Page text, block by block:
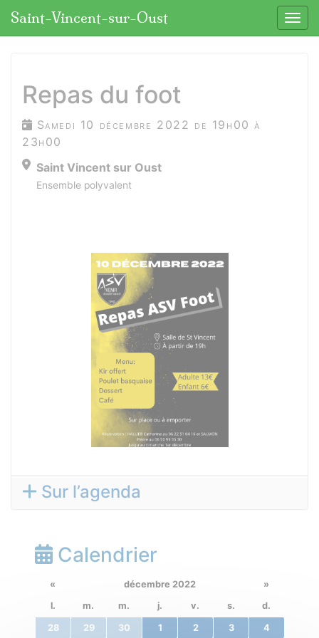
Saint-Vincent-sur-Oust
Repas du foot
Samedi 10 décembre 2022 de 19h00 à
23h00
Saint Vincent sur Oust
Ensemble polyvalent
Sur l’agenda
Calendrier
« décembre 2022
»
l.
m. m. j. v. s. d.
28 29 30 1 2 3 4
Panneau de gestion des cookies